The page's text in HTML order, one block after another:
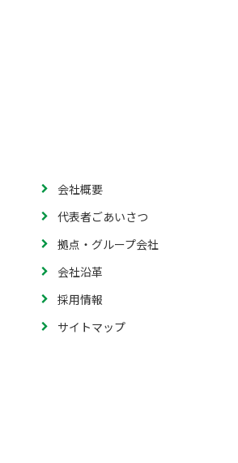
会社概要
代表者ごあいさつ
拠点・グループ会社
会社沿革
採用情報
サイトマップ